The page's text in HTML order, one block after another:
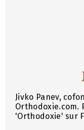
Jivko Panev,
Orthodoxie.com.
'Orthodoxie' sur